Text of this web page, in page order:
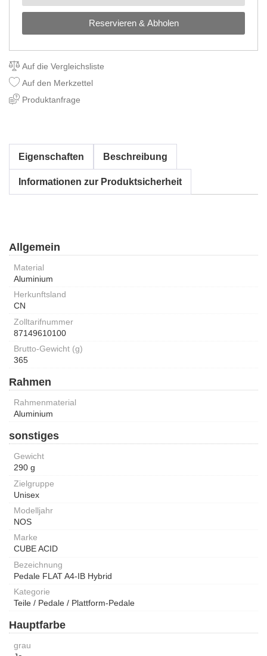
Reservieren & Abholen
Auf die Vergleichsliste
Auf den Merkzettel
Produktanfrage
Eigenschaften Beschreibung
Informationen zur Produktsicherheit
Allgemein
Material
Aluminium
Herkunftsland
CN
Zolltarifnummer
87149610100
Brutto-Gewicht (g)
365
Rahmen
Rahmenmaterial
Aluminium
sonstiges
Gewicht
290 g
Zielgruppe
Unisex
Modelljahr
NOS
Marke
CUBE ACID
Bezeichnung
Pedale FLAT A4-IB Hybrid
Kategorie
Teile / Pedale / Plattform-Pedale
Hauptfarbe
grau